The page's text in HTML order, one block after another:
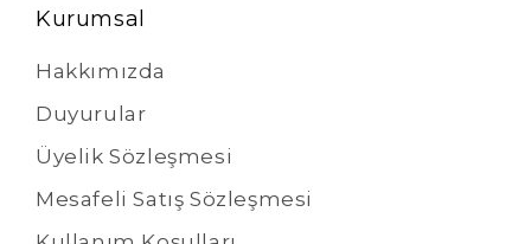
Kurumsal
Hakkımızda
Duyurular
Üyelik Sözleşmesi
Mesafeli Satış Sözleşmesi